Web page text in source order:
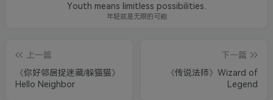
Youth means limitless possibilities.
年轻就是无限的可能
上一篇
《你好邻居捉迷藏/躲猫猫》
Hello Neighbor
下一篇
《传说法师》Wizard of
Legend